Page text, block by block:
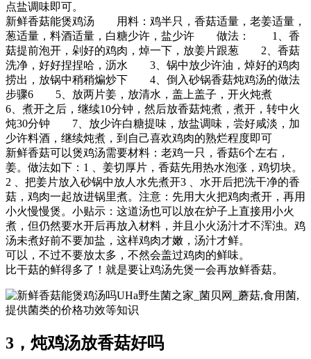
点盐调味即可。
新鲜香菇能煲鸡汤 用料：鸡半只，香菇适量，老姜适量，
葱适量，料酒适量，白糖少许，盐少许 做法： 1、香
菇提前泡开，剁好的鸡肉，焯一下，放姜片跟葱 2、香菇
洗净，好好捏捏哈，沥水 3、锅中放少许油，焯好的鸡肉
捞出，放锅中稍稍煸炒下 4、倒入砂锅香菇炖鸡汤的做法
步骤6 5、放两片姜，放清水，盖上盖子，开火炖煮
6、煮开之后，继续10分钟，然后放香菇炖煮，煮开，转中火
炖30分钟 7、放少许白糖提味，放盐调味，尝好咸淡，加
少许料酒，继续炖煮，到自己喜欢鸡肉的熟烂程度即可
新鲜香菇可以煲鸡汤需要材料：老鸡一只，香菇6个左右，
姜。做法如下：1 、姜切厚片，香菇先用热水泡涨，鸡切块。
2 、把姜片放入砂锅中放人水先煮开3 、水开后把洗干净的香
菇，鸡肉一起放进锅里煮。注意：先用大火把鸡肉煮开，再用
小火慢慢煲。小贴示：这道汤也可以放在炉子上直接用小火
煮，但仍然要水开后再放入材料，并且小火汤汁才不浑浊。鸡
汤未煮好前不要加盐，这样鸡肉才嫩，汤汁才鲜。
可以，不过不要放太多，不然会盖过鸡肉的鲜味。
比干菇的鲜得多了！就是要让鸡汤先煲一会再放鲜香菇。
UHa野生菌之家_菌贝网_蘑菇,食用菌,
提供菌类的价格功效等知识
3，炖鸡汤放香菇好吗